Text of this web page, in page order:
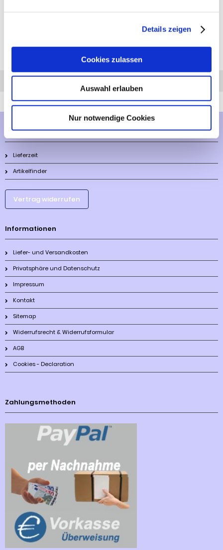
Details zeigen
Cookies zulassen
Auswahl erlauben
Nur notwendige Cookies
Anhängelast: auf Anfrage kg
Diesen Artikel haben wir am 14.12.2023 in unseren Katalog aufgenommen.
Mehr über...
Lieferzeit
Artikelfinder
Vertrag widerrufen
Informationen
Liefer- und Versandkosten
Privatsphäre und Datenschutz
Impressum
Kontakt
Sitemap
Widerrufsrecht & Widerrufsformular
AGB
Cookies - Declaration
Zahlungsmethoden